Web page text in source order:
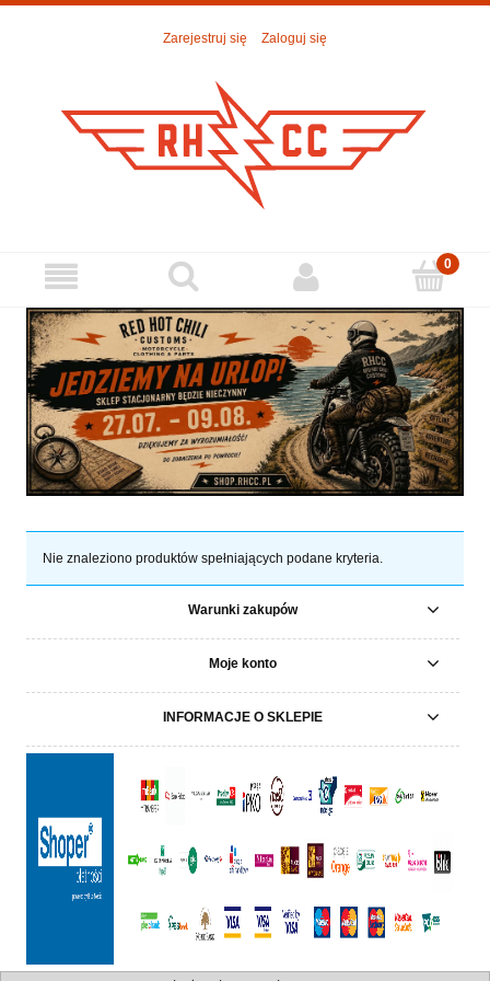
Zarejestruj się Zaloguj się
Nie znaleziono produktów spełniających podane kryteria.
Warunki zakupów
Moje konto
INFORMACJE O SKLEPIE